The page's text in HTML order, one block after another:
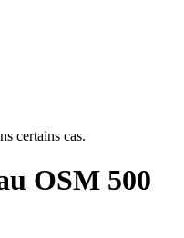
certains cas.
OSM 500